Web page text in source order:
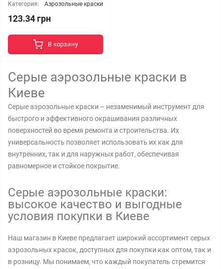
Категория:
Аэрозольные краски
123.34 грн
В корзину
Серые аэрозольные краски в
Киеве
Серые аэрозольные краски – незаменимый инструмент для
быстрого и эффективного окрашивания различных
поверхностей во время ремонта и строительства. Их
универсальность позволяет использовать их как для
внутренних, так и для наружных работ, обеспечивая
равномерное и стойкое покрытие.
Серые аэрозольные краски:
высокое качество и выгодные
условия покупки в Киеве
Наш магазин в Киеве предлагает широкий ассортимент серых
аэрозольных красок, доступных для покупки как оптом, так и
в розницу. Мы понимаем, что каждый покупатель стремится